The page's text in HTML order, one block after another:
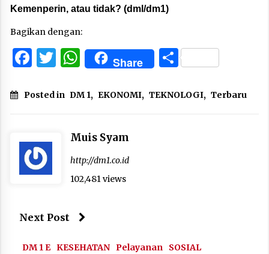
Kemenperin, atau tidak? (dml/dm1)
Bagikan dengan:
Facebook
Twitter
WhatsApp
Share Share
Posted in DM 1, EKONOMI, TEKNOLOGI, Terbaru
Muis Syam
http://dm1.co.id
102,481 views
Next Post
DM 1 E KESEHATAN Pelayanan
SOSIAL